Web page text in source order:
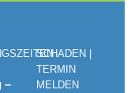
–
SCHADEN |
TERMIN
MELDEN